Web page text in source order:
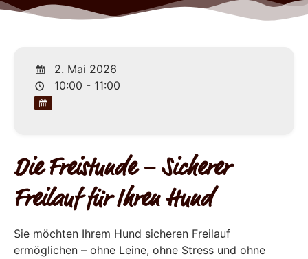
2. Mai 2026
10:00 - 11:00
Die Freistunde – Sicherer
Freilauf für Ihren Hund
Sie möchten Ihrem Hund sicheren Freilauf
ermöglichen – ohne Leine, ohne Stress und ohne